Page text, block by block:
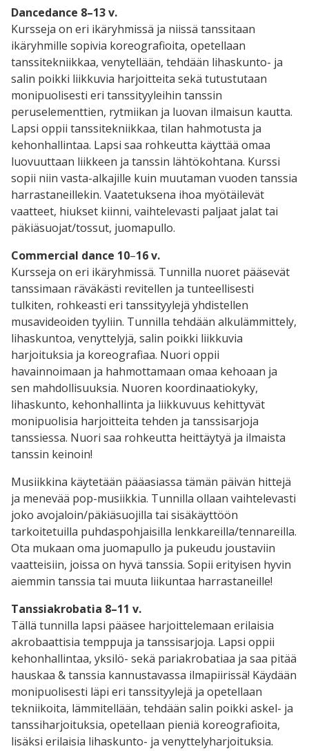
Dancedance 8–13 v.
Kursseja on eri ikäryhmissä ja niissä tanssitaan
ikäryhmille sopivia koreografioita, opetellaan
tanssitekniikkaa, venytellään, tehdään lihaskunto- ja
salin poikki liikkuvia harjoitteita sekä tutustutaan
monipuolisesti eri tanssityyleihin tanssin
peruselementtien, rytmiikan ja luovan ilmaisun kautta.
Lapsi oppii tanssitekniikkaa, tilan hahmotusta ja
kehonhallintaa. Lapsi saa rohkeutta käyttää omaa
luovuuttaan liikkeen ja tanssin lähtökohtana. Kurssi
sopii niin vasta-alkajille kuin muutaman vuoden tanssia
harrastaneillekin. Vaatetuksena ihoa myötäilevät
vaatteet, hiukset kiinni, vaihtelevasti paljaat jalat tai
päkiäsuojat/tossut, juomapullo.
Commercial dance 10–16 v.
Kursseja on eri ikäryhmissä. Tunnilla nuoret pääsevät
tanssimaan räväkästi revitellen ja tunteellisesti
tulkiten, rohkeasti eri tanssityylejä yhdistellen
musavideoiden tyyliin. Tunnilla tehdään alkulämmittely,
lihaskuntoa, venyttelyjä, salin poikki liikkuvia
harjoituksia ja koreografiaa. Nuori oppii
havainnoimaan ja hahmottamaan omaa kehoaan ja
sen mahdollisuuksia. Nuoren koordinaatiokyky,
lihaskunto, kehonhallinta ja liikkuvuus kehittyvät
monipuolisia harjoitteita tehden ja tanssisarjoja
tanssiessa. Nuori saa rohkeutta heittäytyä ja ilmaista
tanssin keinoin!
Musiikkina käytetään pääasiassa tämän päivän hittejä
ja menevää pop-musiikkia. Tunnilla ollaan vaihtelevasti
joko avojaloin/päkiäsuojilla tai sisäkäyttöön
tarkoitetuilla puhdaspohjaisilla lenkkareilla/tennareilla.
Ota mukaan oma juomapullo ja pukeudu joustaviin
vaatteisiin, joissa on hyvä tanssia. Sopii erityisen hyvin
aiemmin tanssia tai muuta liikuntaa harrastaneille!
Tanssiakrobatia 8–11 v.
Tällä tunnilla lapsi pääsee harjoittelemaan erilaisia
akrobaattisia temppuja ja tanssisarjoja. Lapsi oppii
kehonhallintaa, yksilö- sekä pariakrobatiaa ja saa pitää
hauskaa & tanssia kannustavassa ilmapiirissä! Käydään
monipuolisesti läpi eri tanssityylejä ja opetellaan
tekniikoita, lämmitellään, tehdään salin poikki askel- ja
tanssiharjoituksia, opetellaan pieniä koreografioita,
lisäksi erilaisia lihaskunto- ja venyttelyharjoituksia.